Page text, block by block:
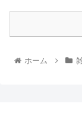
ホーム